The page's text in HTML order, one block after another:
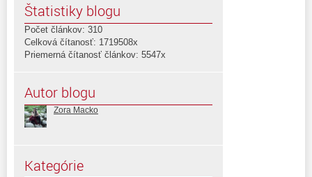
Štatistiky blogu
Počet článkov: 310
Celková čítanosť: 1719508x
Priemerná čítanosť článkov: 5547x
Autor blogu
Zora Macko
Kategórie